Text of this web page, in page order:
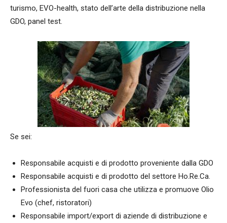
turismo, EVO-health, stato dell’arte della distribuzione nella
GDO, panel test.
Se sei:
Responsabile acquisti e di prodotto proveniente dalla GDO
Responsabile acquisti e di prodotto del settore Ho.Re.Ca.
Professionista del fuori casa che utilizza e promuove Olio
Evo (chef, ristoratori)
Responsabile import/export di aziende di distribuzione e